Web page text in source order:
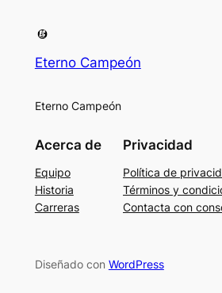
Eterno Campeón
Eterno Campeón
Acerca de
Equipo
Historia
Carreras
Privacidad
Política de
Términos y
Contacta con
Diseñado con WordPress